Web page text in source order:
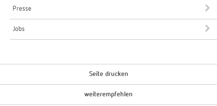
Presse
Jobs
Seite drucken
weiterempfehlen